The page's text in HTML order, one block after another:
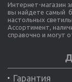
Интернет-магазин
вы найдете самый
настольных
Ассортимент,
справочно и могут
Гарантия